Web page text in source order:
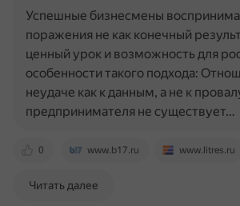
0 www.b17.ru www.litres.ru
Успешные бизнесмены
поражения не как конечный
ценный урок и возможность для
особенности такого подхода:
неудаче как к данным, а не к
предпринимателя не существует…
Читать далее